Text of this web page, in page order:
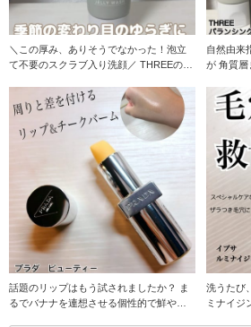
＼この厚み、ありそうでなかった！泡立
て不要のスクラブ入り洗顔／ THREEのス
自然由来指数92％ み
が 角質層
話題のリップはもう試されましたか？ ま
るでバナナを連想させる個性的で鮮やか
洗うたび
ミナイジング